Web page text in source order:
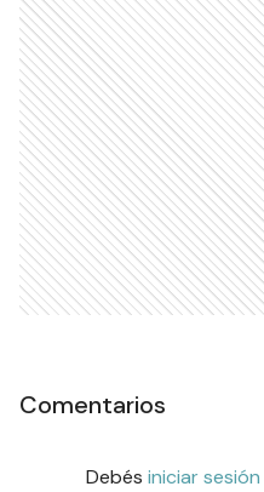
Comentarios
Debés iniciar sesión